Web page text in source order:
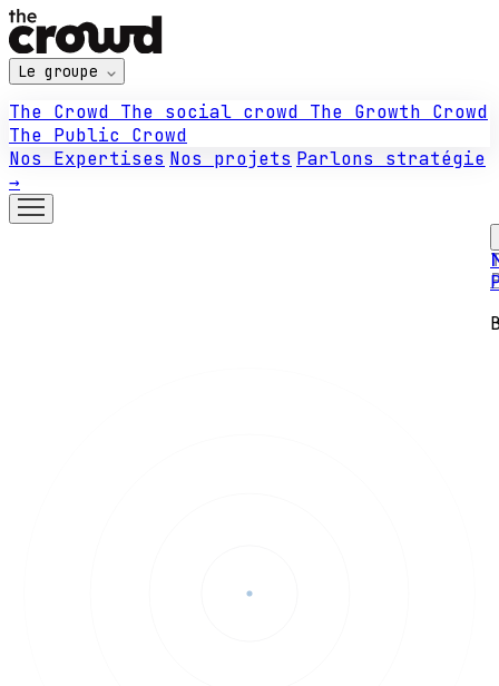
Le groupe
The Crowd The social crowd The Growth Crowd
The Public Crowd
Nos Expertises Nos projets Parlons stratégie
→